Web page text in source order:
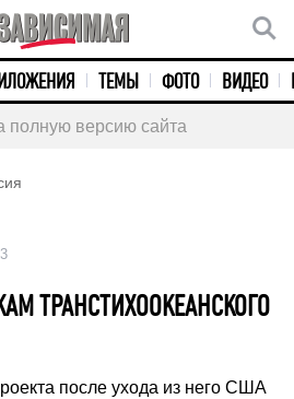
ТЕМЫ ФОТО ВИДЕО
полную версию сайта
ТРАНСТИХООКЕАНСКОГО
после ухода из него США